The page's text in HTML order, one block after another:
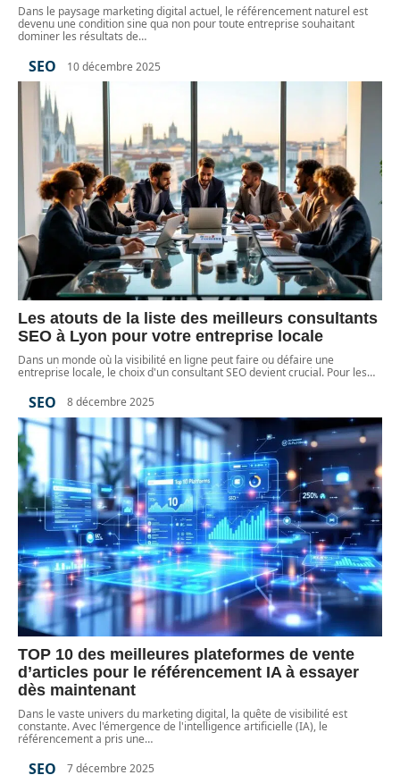
Dans le paysage marketing digital actuel, le référencement naturel est
devenu une condition sine qua non pour toute entreprise souhaitant
dominer les résultats de…
SEO 10 décembre 2025
Les atouts de la liste des meilleurs consultants
SEO à Lyon pour votre entreprise locale
Dans un monde où la visibilité en ligne peut faire ou défaire une
entreprise locale, le choix d'un consultant SEO devient crucial. Pour les…
SEO 8 décembre 2025
TOP 10 des meilleures plateformes de vente
d’articles pour le référencement IA à essayer
dès maintenant
Dans le vaste univers du marketing digital, la quête de visibilité est
constante. Avec l'émergence de l'intelligence artificielle (IA), le
référencement a pris une…
SEO 7 décembre 2025